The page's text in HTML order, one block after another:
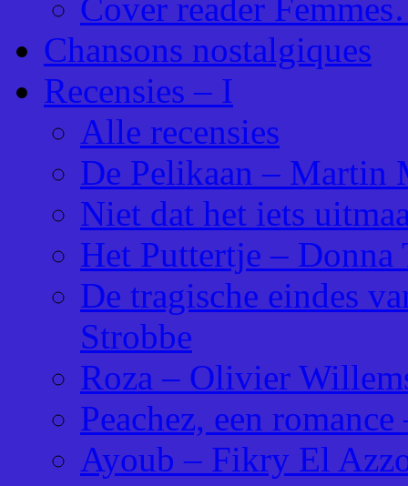
Cover reader
Chansons nostalgiques
Recensies – I
Alle recensies
De Pelikaan – Martin
Niet dat het iets
Het Puttertje – Donna
De tragische eindes
Strobbe
Roza – Olivier
Peachez, een
Ayoub – Fikry El